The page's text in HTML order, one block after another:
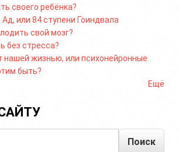
своего ребёнка?
Ад, или 84 ступени Гоиндвала
свой мозг?
без стресса?
нашей жизнью, или психонейронные
быть?
Ещё